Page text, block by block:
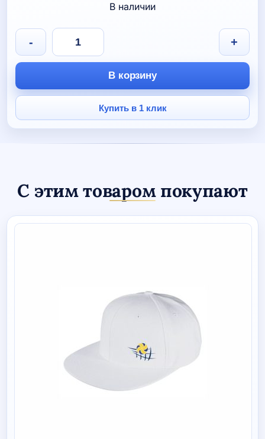
В наличии
Количество
товара
Визитница-
мини
вода"
- +
В корзину
Купить в 1 клик
С этим товаром покупают